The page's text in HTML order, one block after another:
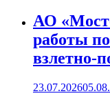
АО
работы
взлетно-
23.07.2026